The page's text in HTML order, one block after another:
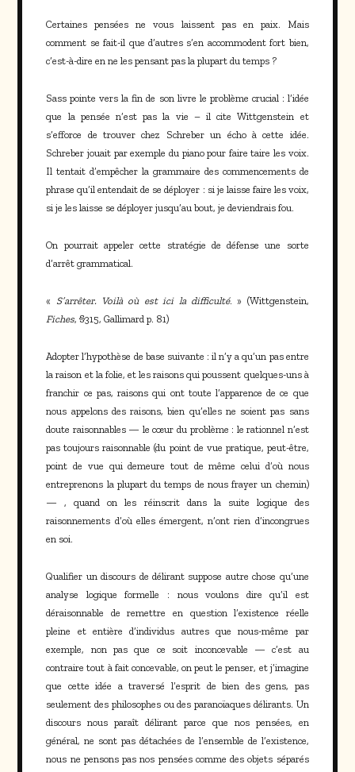
Certaines pensées ne vous laissent pas en paix. Mais
comment se fait-il que d’autres s’en accommodent fort bien,
c’est-à-dire en ne les pensant pas la plupart du temps ?
Sass pointe vers la fin de son livre le problème crucial : l’idée
que la pensée n’est pas la vie – il cite Wittgenstein et
s’efforce de trouver chez Schreber un écho à cette idée.
Schreber jouait par exemple du piano pour faire taire les voix.
Il tentait d’empêcher la grammaire des commencements de
phrase qu’il entendait de se déployer : si je laisse faire les voix,
si je les laisse se déployer jusqu’au bout, je deviendrais fou.
On pourrait appeler cette stratégie de défense une sorte
d’arrêt grammatical.
« S’arrêter. Voilà où est ici la difficulté. » (Wittgenstein,
Fiches, §315, Gallimard p. 81)
Adopter l’hypothèse de base suivante : il n’y a qu’un pas entre
la raison et la folie, et les raisons qui poussent quelques-uns à
franchir ce pas, raisons qui ont toute l’apparence de ce que
nous appelons des raisons, bien qu’elles ne soient pas sans
doute raisonnables — le cœur du problème : le rationnel n’est
pas toujours raisonnable (du point de vue pratique, peut-être,
point de vue qui demeure tout de même celui d’où nous
entreprenons la plupart du temps de nous frayer un chemin)
— , quand on les réinscrit dans la suite logique des
raisonnements d’où elles émergent, n’ont rien d’incongrues
en soi.
Qualifier un discours de délirant suppose autre chose qu’une
analyse logique formelle : nous voulons dire qu’il est
déraisonnable de remettre en question l’existence réelle
pleine et entière d’individus autres que nous-même par
exemple, non pas que ce soit inconcevable — c’est au
contraire tout à fait concevable, on peut le penser, et j’imagine
que cette idée a traversé l’esprit de bien des gens, pas
seulement des philosophes ou des paranoïaques délirants. Un
discours nous paraît délirant parce que nos pensées, en
général, ne sont pas détachées de l’ensemble de l’existence,
nous ne pensons pas nos pensées comme des objets séparés